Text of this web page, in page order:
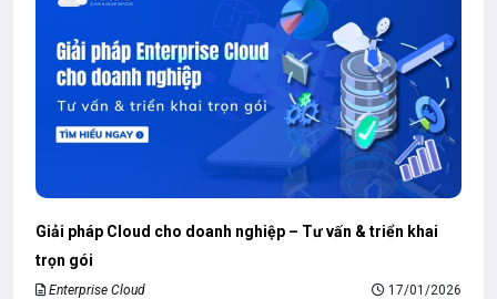
Giải pháp Cloud cho doanh nghiệp – Tư vấn & triển khai
trọn gói
Enterprise Cloud 17/01/2026